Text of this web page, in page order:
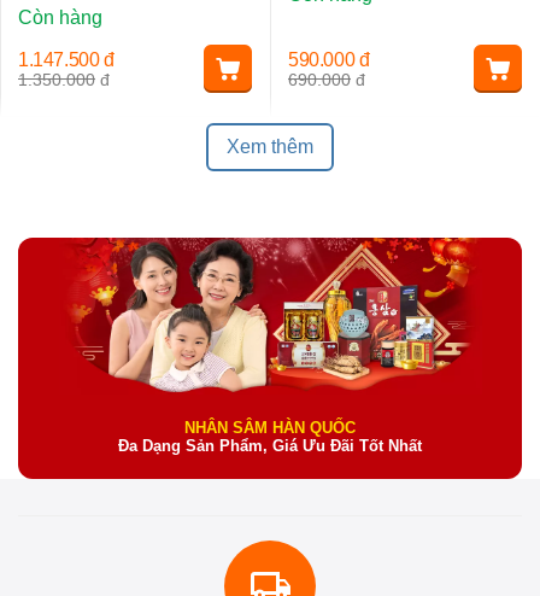
Còn hàng
1.350.000 đ
1.147.500 đ
690.000 đ
590.000 đ
Xem thêm
NHÂN SÂM HÀN QUỐC
Đa Dạng Sản Phẩm, Giá Ưu Đãi Tốt Nhất